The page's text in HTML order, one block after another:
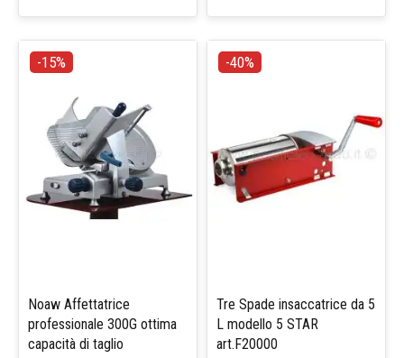
-15%
Noaw Affettatrice
professionale 300G ottima
capacità di taglio
-40%
Tre Spade insaccatrice da 5
L modello 5 STAR
art.F20000